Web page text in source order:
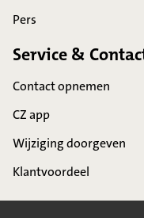
Pers
Service &
Contact opnemen
CZ app
Wijziging doorgeven
Klantvoordeel